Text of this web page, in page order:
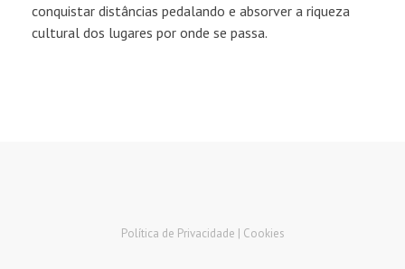
conquistar distâncias pedalando e absorver a riqueza
cultural dos lugares por onde se passa.
Política de Privacidade | Cookies